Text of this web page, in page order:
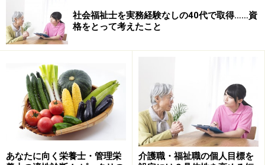
次のページでは「ひよこ豆ごはん」の作り方を
ます！
３ページ目はひよこ豆の煮かたです。
※記事内容は執筆時点のものです。最新の内容をご確認くださ
い。
次のページへ
社会福祉士を実務経験なしの40代で取得……資
格をとって考えたこと
あなたに向く栄養士・管理栄
介護職・福祉職の個人目標を